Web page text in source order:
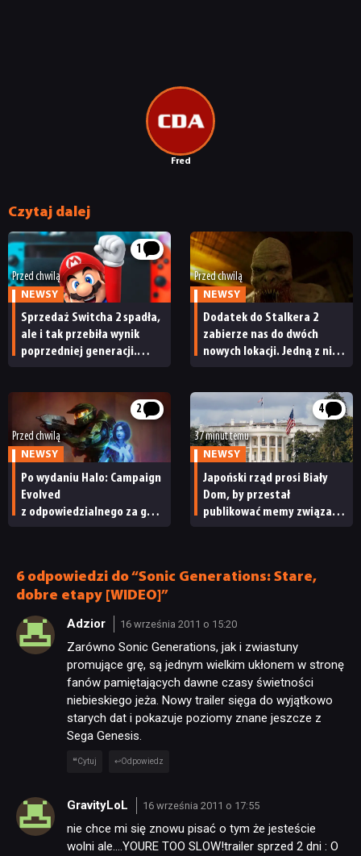
NEWSY
PUBLICYSTYKA
KULTURA
RETRO
TECHNOLOGIE
DYSKUSJE
JUŻ GRALIŚMY
Fred
Czytaj dalej
1
Przed chwilą
NEWSY
Sprzedaż Switcha 2 spadła,
ale i tak przebiła wynik
poprzedniej generacji.
Przed chwilą
NEWSY
Dodatek do Stalkera 2
zabierze nas do dwóch
nowych lokacji. Jedną z nich
2
Przed chwilą
NEWSY
Po wydaniu Halo: Campaign
Evolved
z odpowiedzialnego za grę
4
37 minut temu
NEWSY
Japoński rząd prosi Biały
Dom, by przestał
publikować memy związane
6 odpowiedzi do “Sonic Generations: Stare,
dobre etapy [WIDEO]”
Adzior 16 września 2011 o 15:20
Zarówno Sonic Generations, jak i zwiastuny
promujące grę, są jednym wielkim ukłonem w stronę
fanów pamiętających dawne czasy świetności
niebieskiego jeża. Nowy trailer sięga do wyjątkowo
starych dat i pokazuje poziomy znane jeszcze z
Sega Genesis.
Cytuj Odpowiedz
GravityLoL 16 września 2011 o 17:55
nie chce mi się znowu pisać o tym że jesteście
wolni ale….YOURE TOO SLOW!trailer sprzed 2 dni : O